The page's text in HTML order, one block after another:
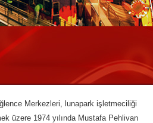
Merkezleri, lunapark işletmeciliği
üzere 1974 yılında Mustafa Pehlivan